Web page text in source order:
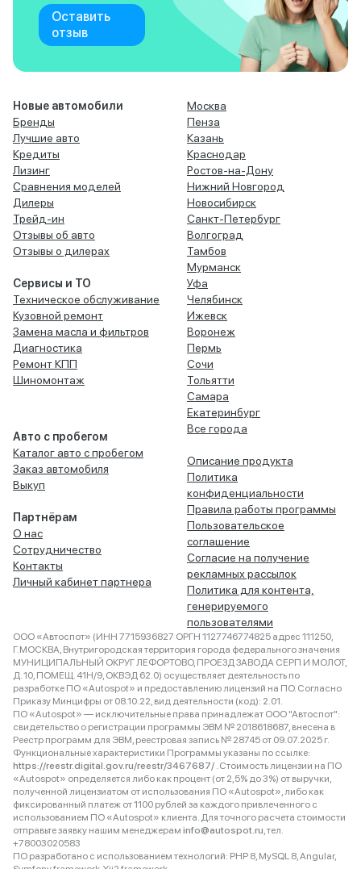
Оставить
отзыв
Новые автомобили
Бренды
Лучшие авто
Кредиты
Лизинг
Сравнения моделей
Дилеры
Трейд-ин
Отзывы об авто
Отзывы о дилерах
Сервисы и ТО
Техническое обслуживание
Кузовной ремонт
Замена масла и фильтров
Диагностика
Ремонт КПП
Шиномонтаж
Авто с пробегом
Каталог авто с пробегом
Заказ автомобиля
Выкуп
Партнёрам
О нас
Сотрудничество
Контакты
Личный кабинет партнера
Москва
Пенза
Казань
Краснодар
Ростов-на-Дону
Нижний Новгород
Новосибирск
Санкт-Петербург
Волгоград
Тамбов
Мурманск
Уфа
Челябинск
Ижевск
Воронеж
Пермь
Сочи
Тольятти
Самара
Екатеринбург
Все города
Описание продукта
Политика
конфиденциальности
Правила работы программы
Пользовательское
соглашение
Согласие на получение
рекламных рассылок
Политика для контента,
генерируемого
пользователями
ООО «Автоспот» (ИНН 7715936827 ОРГН 1127746774825 адрес 111250,
Г.МОСКВА, Внутригородская территория города федерального значения
МУНИЦИПАЛЬНЫЙ ОКРУГ ЛЕФОРТОВО, ПРОЕЗД ЗАВОДА СЕРП И МОЛОТ,
Д. 10, ПОМЕЩ. 41Н/9, ОКВЭД 62.0) осуществляет деятельность по
разработке ПО «Autospot» и предоставлению лицензий на ПО. Согласно
Приказу Минцифры от 08.10.22, вид деятельности (код): 2.01.
ПО «Autospot» — исключительные права принадлежат ООО "Автоспот":
свидетельство о регистрации программы ЭВМ № 2018618687, внесена в
Реестр программ для ЭВМ, реестровая запись № 28745 от 09.07.2025 г.
Функциональные характеристики Программы указаны по ссылке:
https://reestr.digital.gov.ru/reestr/3467687/ . Стоимость лицензии на ПО
«Autospot» определяется либо как процент (от 2,5% до 3%) от выручки,
полученной лицензиатом от использования ПО «Autospot», либо как
фиксированный платеж от 1100 рублей за каждого привлеченного с
использованием ПО «Autospot» клиента. Для точного расчета стоимости
отправьте заявку нашим менеджерам info@autospot.ru, тел.
+78003020583
ПО разработано с использованием технологий: PHP 8, MySQL 8, Angular,